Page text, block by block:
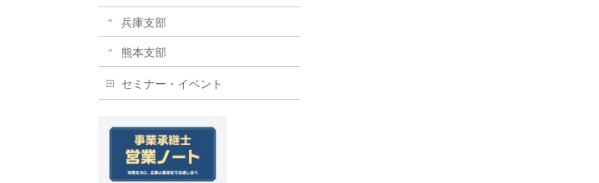
兵庫支部
熊本支部
セミナー・イベント